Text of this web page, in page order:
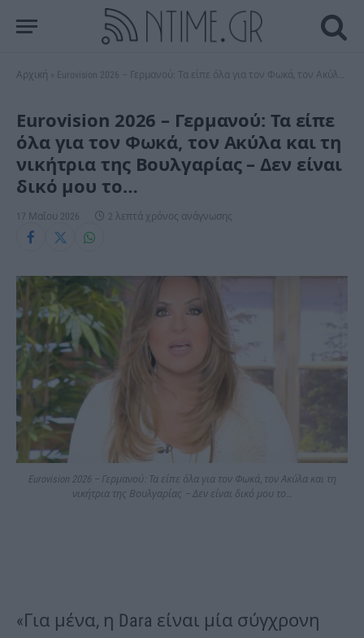
Αρχική Eurovision 2026 – Γερμανού: Τα είπε όλα για τον Φωκά, τον Ακύλα και τη νικήτρια της Βουλγαρίας – Δεν είναι δικό μου το…
Eurovision 2026 – Γερμανού: Τα είπε
όλα για τον Φωκά, τον Ακύλα και τη
νικήτρια της Βουλγαρίας – Δεν είναι
δικό μου το…
17 Μαΐου 2026 2 λεπτά χρόνος ανάγνωσης
Eurovision 2026 – Γερμανού: Τα είπε όλα για τον Φωκά, τον Ακύλα και τη
νικήτρια της Βουλγαρίας – Δεν είναι δικό μου το…
«Για μένα, η Dara είναι μία σύγχρονη